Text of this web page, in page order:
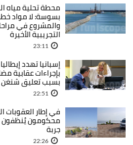
محطة تحلية مياه
بسوسة: لا مواد
والمشروع في
التجريبية الأخيرة
23:11
إسبانيا تهدد إيطاليا
بإجراءات عقابية
بسبب تعليق شنغن
22:51
في إطار العقوبات
محكومون
جربة
22:26